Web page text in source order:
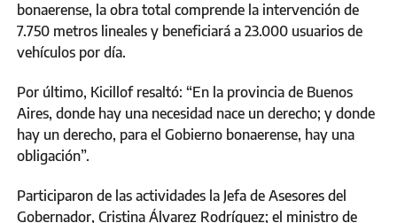
bonaerense, la obra total comprende la intervención de
7.750 metros lineales y beneficiará a 23.000 usuarios de
vehículos por día.
Por último, Kicillof resaltó: “En la provincia de Buenos
Aires, donde hay una necesidad nace un derecho; y donde
hay un derecho, para el Gobierno bonaerense, hay una
obligación”.
Participaron de las actividades la Jefa de Asesores del
Gobernador, Cristina Álvarez Rodríguez; el ministro de